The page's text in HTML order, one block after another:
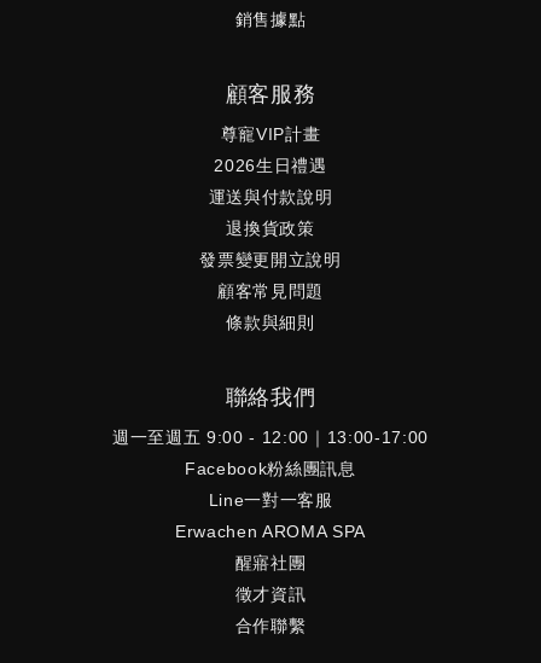
銷售據點
顧客服務
尊寵VIP計畫
2026生日禮遇
運送與付款說明
退換貨政策
發票變更開立說明
顧客常見問題
條款與細則
聯絡我們
週一至週五 9:00 - 12:00｜13:00-17:00
Facebook粉絲團訊息
Line一對一客服
Erwachen AROMA SPA
醒寤社團
徵才資訊
合作聯繫